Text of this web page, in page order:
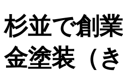
杉並で創
金塗装（